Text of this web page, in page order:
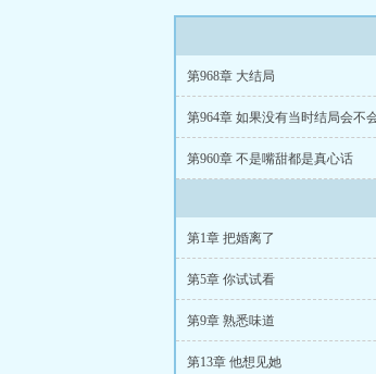
第968章 大结局
第964章 如果没有当时结局会不
第960章 不是嘴甜都是真心话
第1章 把婚离了
第5章 你试试看
第9章 熟悉味道
第13章 他想见她